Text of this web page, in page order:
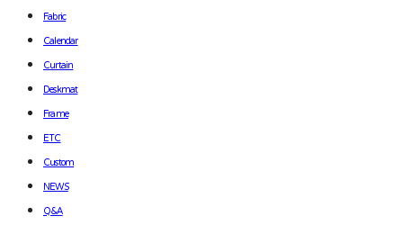
Fabric
Calendar
Curtain
Deskmat
Frame
ETC
Custom
NEWS
Q&A